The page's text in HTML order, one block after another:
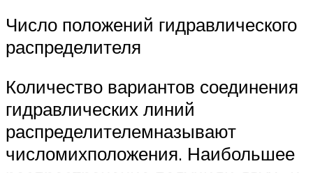
Число положений гидравлического
распределителя
Количество вариантов соединения
гидравлических линий
распределителемназывают
числомихположения. Наибольшее